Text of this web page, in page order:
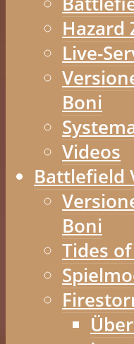
Hazard
Live-
Boni
Videos
Battlefield
Boni
Tides